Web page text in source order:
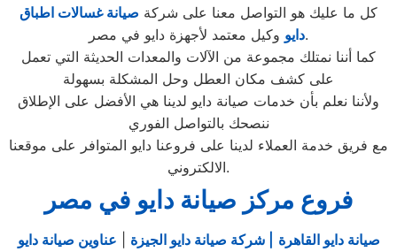
كل ما عليك هو التواصل معنا على شركة صيانة غسالات اطباق
دايووكيل معتمد لأجهزة دايو في مصر.
كما أننا نمتلك مجموعة من الآلات والمعدات الحديثة التي تعمل
على كشف مكان العطل وحل المشكلة بسهولة
ولأننا نعلم بأن خدمات صيانة دايو لدينا هي الأفضل على الإطلاق
ننصحك بالتواصل الفوري
مع فريق خدمة العملاء لدينا على فروعنا دايو المتوافر على موقعنا
الالكتروني.
فروع مركز صيانة دايو في مصر
صيانة دايو القاهرة | شركة صيانة دايو الجيزة
عناوين صيانة دايو